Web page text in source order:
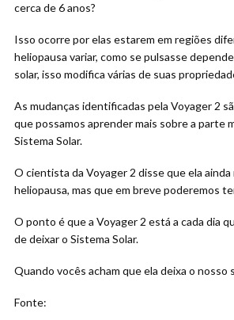
cerca de 6 anos?
Isso ocorre por elas estarem em regiões
heliopausa variar, como se pulsasse
solar, isso modifica várias de suas
As mudanças identificadas pela Voyager 2
que possamos aprender mais sobre a parte
Sistema Solar.
O cientista da Voyager 2 disse que ela
heliopausa, mas que em breve poderemos
O ponto é que a Voyager 2 está a cada dia
de deixar o Sistema Solar.
Quando vocês acham que ela deixa o nosso
Fonte: